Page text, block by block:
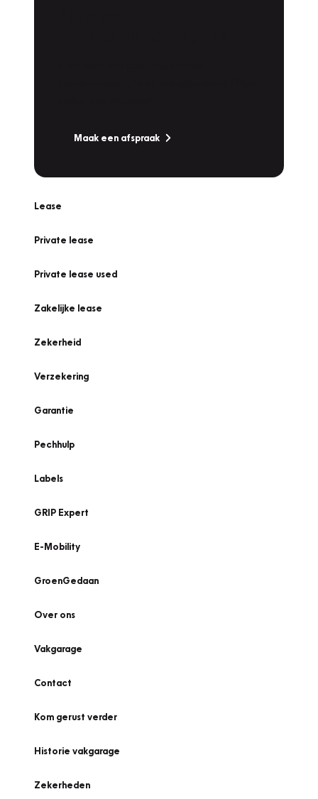
Maak een afspraak
Lease
Private lease
Private lease used
Zakelijke lease
Zekerheid
Verzekering
Garantie
Pechhulp
Labels
GRIP Expert
E-Mobility
GroenGedaan
Over ons
Vakgarage
Contact
Kom gerust verder
Historie vakgarage
Zekerheden